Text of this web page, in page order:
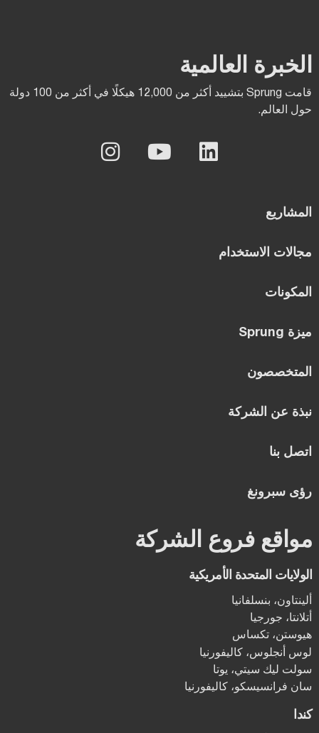
الخبرة العالمية
قامت Sprung بتشييد أكثر من 12,000 هيكلًا في أكثر من 100 دولة
حول العالم.
المشاريع
مجالات الاستخدام
المكونات
ميزة Sprung
المتخصصون
نبذة عن الشركة
اتصل بنا
رؤى سبرونغ
مواقع فروع الشركة
الولايات المتحدة الأمريكية
ألينتاون، بنسلفانيا
أتلانتا، جورجيا
هيوستن، تكساس
لوس أنجلوس، كاليفورنيا
سولت ليك سيتي، يوتا
سان فرانسيسكو، كاليفورنيا
كندا